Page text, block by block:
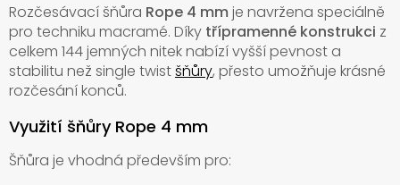
Rozčesávací šňůra Rope 4 mm je navržena speciálně
pro techniku macramé. Díky třípramenné konstrukci z
celkem 144 jemných nitek nabízí vyšší pevnost a
stabilitu než single twistšňůry, přesto umožňuje krásné
rozčesání konců.
Využití šňůry Rope 4 mm
Šňůra je vhodná především pro: